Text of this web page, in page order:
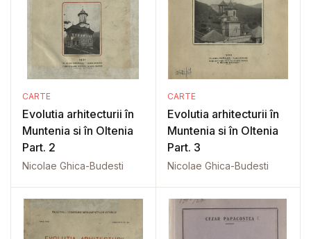
CARTE
Evolutia arhitecturii în
Muntenia si în Oltenia
Part. 2
Nicolae Ghica-Budesti
CARTE
Evolutia arhitecturii în
Muntenia si în Oltenia
Part. 3
Nicolae Ghica-Budesti